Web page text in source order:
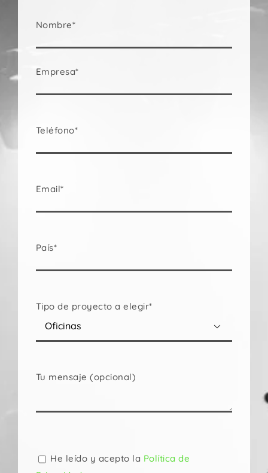
Nombre*
Empresa*
Teléfono*
Email*
País*
Tipo de proyecto a elegir*

Tu mensaje (opcional)
dejaHe leído y acepto la Política de